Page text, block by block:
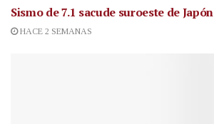
Sismo de 7.1 sacude suroeste de Japón
HACE 2 SEMANAS